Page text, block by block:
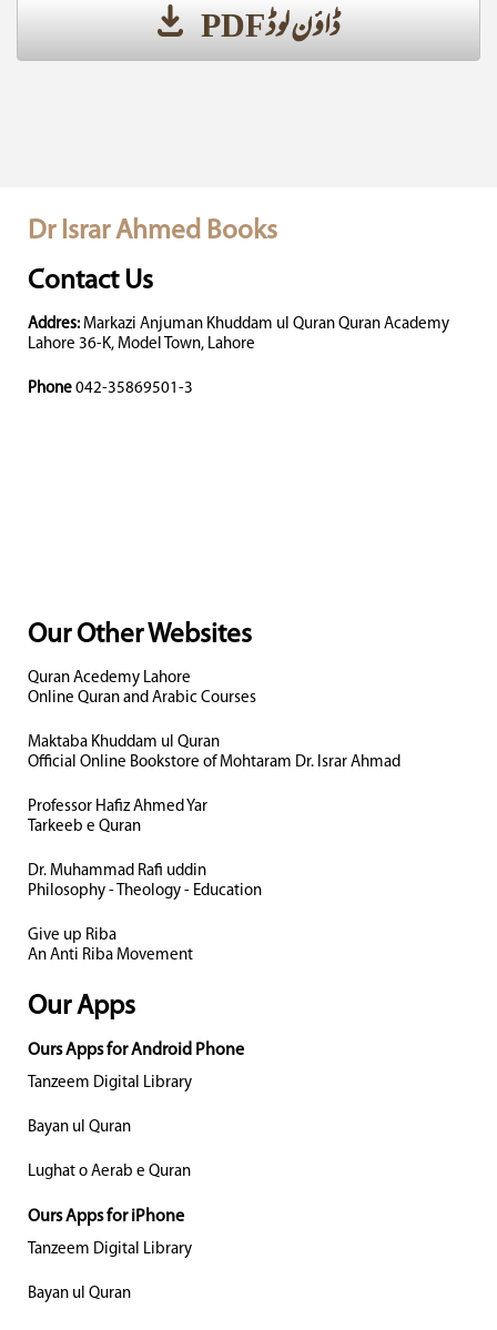
ڈاؤن لوڈ PDF
Dr Israr Ahmed Books
Contact Us
Addres: Markazi Anjuman Khuddam ul Quran Quran Academy
Lahore 36-K, Model Town, Lahore
Phone 042-35869501-3
Our Other Websites
Quran Acedemy Lahore
Online Quran and Arabic Courses
Maktaba Khuddam ul Quran
Official Online Bookstore of Mohtaram Dr. Israr Ahmad
Professor Hafiz Ahmed Yar
Tarkeeb e Quran
Dr. Muhammad Rafi uddin
Philosophy - Theology - Education
Give up Riba
An Anti Riba Movement
Our Apps
Ours Apps for Android Phone
Tanzeem Digital Library
Bayan ul Quran
Lughat o Aerab e Quran
Ours Apps for iPhone
Tanzeem Digital Library
Bayan ul Quran